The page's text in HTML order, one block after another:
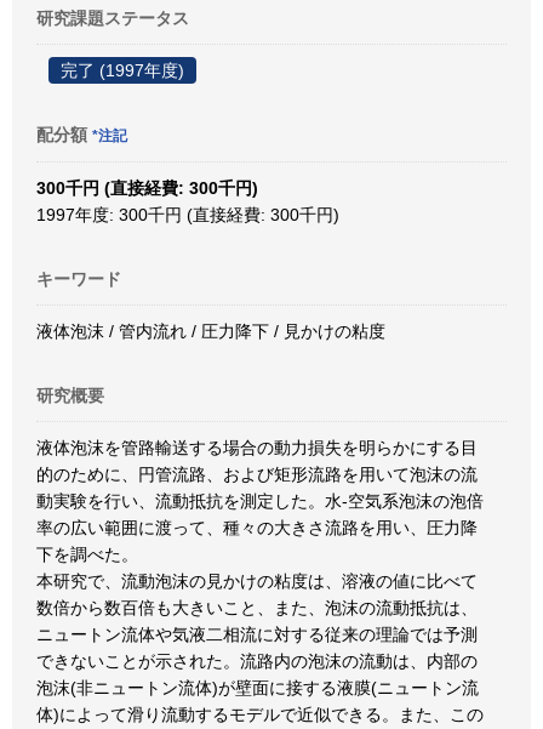
研究課題ステータス
完了 (1997年度)
配分額 *注記
300千円 (直接経費: 300千円)
1997年度: 300千円 (直接経費: 300千円)
キーワード
液体泡沫 / 管内流れ / 圧力降下 / 見かけの粘度
研究概要
液体泡沫を管路輸送する場合の動力損失を明らかにする目
的のために、円管流路、および矩形流路を用いて泡沫の流
動実験を行い、流動抵抗を測定した。水-空気系泡沫の泡倍
率の広い範囲に渡って、種々の大きさ流路を用い、圧力降
下を調べた。
本研究で、流動泡沫の見かけの粘度は、溶液の値に比べて
数倍から数百倍も大きいこと、また、泡沫の流動抵抗は、
ニュートン流体や気液二相流に対する従来の理論では予測
できないことが示された。流路内の泡沫の流動は、内部の
泡沫(非ニュートン流体)が壁面に接する液膜(ニュートン流
体)によって滑り流動するモデルで近似できる。また、この